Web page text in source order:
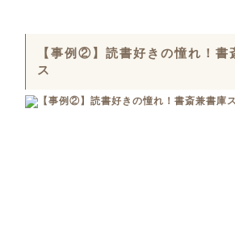
【事例②】読書好きの憧れ！書
ス